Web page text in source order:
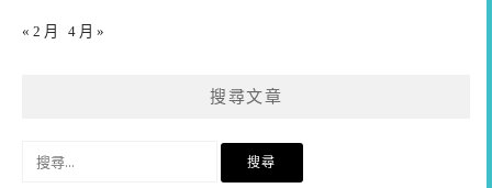
« 2 月 4 月 »
搜尋文章